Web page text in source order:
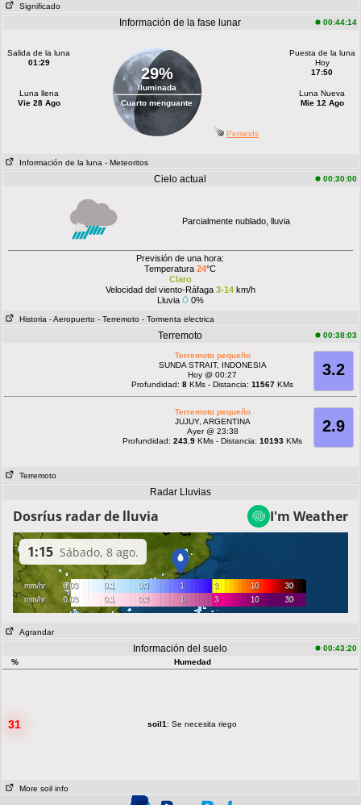
Significado
Información de la fase lunar 00:44:14
Salida de la luna
01:29
Luna llena
Vie 28 Ago
29%
Iluminada
Cuarto menguante
Puesta de la luna
Hoy
17:50
Luna Nueva
Mie 12 Ago
Perseids
Información de la luna - Meteoritos
Cielo actual 00:30:00
Parcialmente nublado, lluvia
Previsión de una hora:
Temperatura24°C
Claro
Velocidad del viento-Ráfaga 3-14km/h
Lluvia
0%
Historia - Aeropuerto - Terremoto - Tormenta electrica
Terremoto 00:38:03
3.2
Terremoto pequeño
SUNDA STRAIT, INDONESIA
Hoy @ 00:27
Profundidad:8 KMs - Distancia:11567 KMs
2.9
Terremoto pequeño
JUJUY, ARGENTINA
Ayer @ 23:38
Profundidad:243.9 KMs - Distancia:10193 KMs
Terremoto
Radar Lluvias
Agrandar
Información del suelo
00:43:20
%
Humedad
31 soil1 : Se necesita riego
More soil info